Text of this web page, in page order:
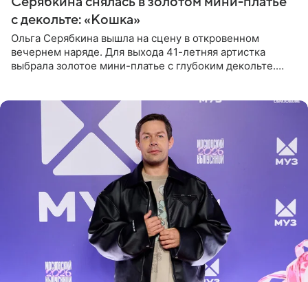
с декольте: «Кошка»
Ольга Серябкина вышла на сцену в откровенном
вечернем наряде. Для выхода 41-летняя артистка
выбрала золотое мини-платье с глубоким декольте.